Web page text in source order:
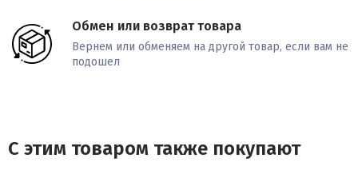
Обмен или возврат товара
Вернем или обменяем на другой товар, если вам не
подошел
С этим товаром также покупают